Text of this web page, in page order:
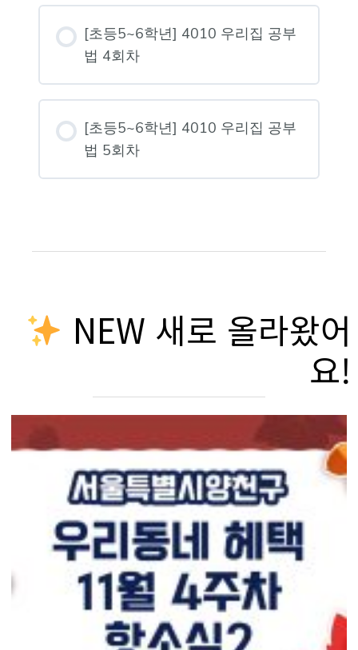
[초등5~6학년] 4010 우리집 공부
법 4회차
[초등5~6학년] 4010 우리집 공부
법 5회차
NEW 새로 올라왔어
요!